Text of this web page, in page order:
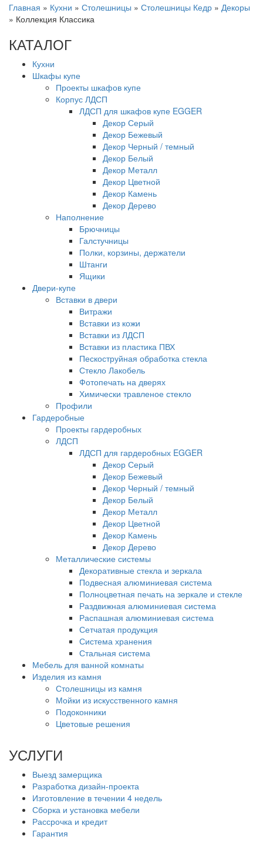
Главная » Кухни » Столешницы » Столешницы Кедр » Декоры
» Коллекция Классика
КАТАЛОГ
Кухни
Шкафы купе
Проекты шкафов купе
Корпус ЛДСП
ЛДСП для шкафов купе EGGER
Декор Серый
Декор Бежевый
Декор Черный / темный
Декор Белый
Декор Металл
Декор Цветной
Декор Камень
Декор Дерево
Наполнение
Брючницы
Галстучницы
Полки, корзины, держатели
Штанги
Ящики
Двери-купе
Вставки в двери
Витражи
Вставки из кожи
Вставки из ЛДСП
Вставки из пластика ПВХ
Пескоструйная обработка стекла
Стекло Лакобель
Фотопечать на дверях
Химически травленое стекло
Профили
Гардеробные
Проекты гардеробных
ЛДСП
ЛДСП для гардеробных EGGER
Декор Серый
Декор Бежевый
Декор Черный / темный
Декор Белый
Декор Металл
Декор Цветной
Декор Камень
Декор Дерево
Металлические системы
Декоративные стекла и зеркала
Подвесная алюминиевая система
Полноцветная печать на зеркале и стекле
Раздвижная алюминиевая система
Распашная алюминиевая система
Сетчатая продукция
Система хранения
Стальная система
Мебель для ванной комнаты
Изделия из камня
Столешницы из камня
Мойки из искусственного камня
Подоконники
Цветовые решения
УСЛУГИ
Выезд замерщика
Разработка дизайн-проекта
Изготовление в течении 4 недель
Сборка и установка мебели
Рассрочка и кредит
Гарантия